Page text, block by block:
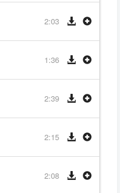
2:03
1:36
2:39
2:15
2:08